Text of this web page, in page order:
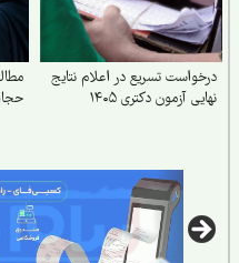
تسریع در اعلام نتایج
آزمون دکتری ۱۴۰۵
مطالبه